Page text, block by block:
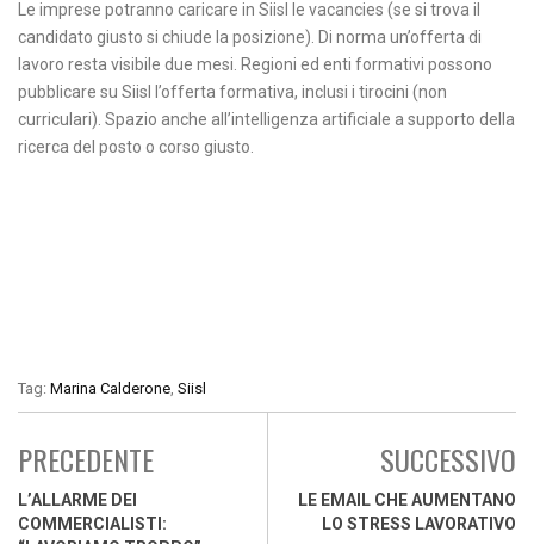
Le imprese potranno caricare in Siisl le vacancies (se si trova il
candidato giusto si chiude la posizione). Di norma un’offerta di
lavoro resta visibile due mesi. Regioni ed enti formativi possono
pubblicare su Siisl l’offerta formativa, inclusi i tirocini (non
curriculari). Spazio anche all’intelligenza artificiale a supporto della
ricerca del posto o corso giusto.
Tag: Marina Calderone Siisl
PRECEDENTE
L’ALLARME DEI
COMMERCIALISTI:
SUCCESSIVO
LE EMAIL CHE AUMENTANO
LO STRESS LAVORATIVO